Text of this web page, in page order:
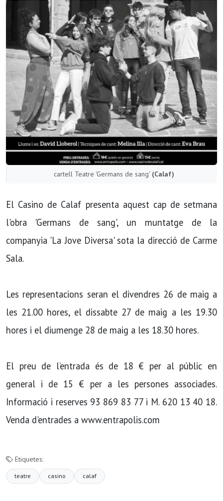
cartell Teatre 'Germans de sang' (Calaf)
El Casino de Calaf presenta aquest cap de setmana
l'obra 'Germans de sang', un muntatge de la
companyia 'La Jove Diversa' sota la direcció de Carme
Sala.
Les representacions seran el divendres 26 de maig a
les 21.00 hores, el dissabte 27 de maig a les 19.30
hores i el diumenge 28 de maig a les 18.30 hores.
El preu de l’entrada és de 18 € per al públic en
general i de 15 € per a les persones associades.
Informació i reserves 93 869 83 77 i M. 620 13 40 18.
Venda d'entrades a www.entrapolis.com
Etiquetes:
teatre casino calaf